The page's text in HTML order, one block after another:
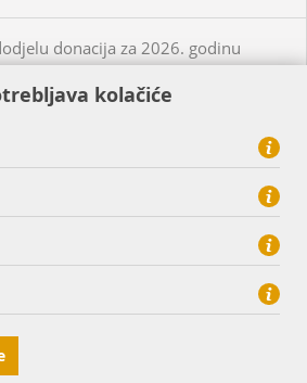
donacija za 2026. godinu
KUPCI
PLINA I USLUGA
HEP grupe, Cara Hadrijana 7, 31000
Osijek
8813, fax: 031 207 113
kolačiće